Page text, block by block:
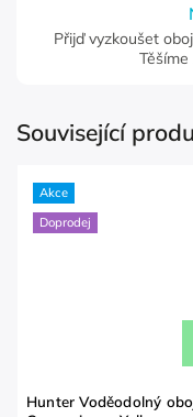
Přijď vyzkoušet
Těšíme
Související
Akce
Doprodej
Hunter Voděodolný